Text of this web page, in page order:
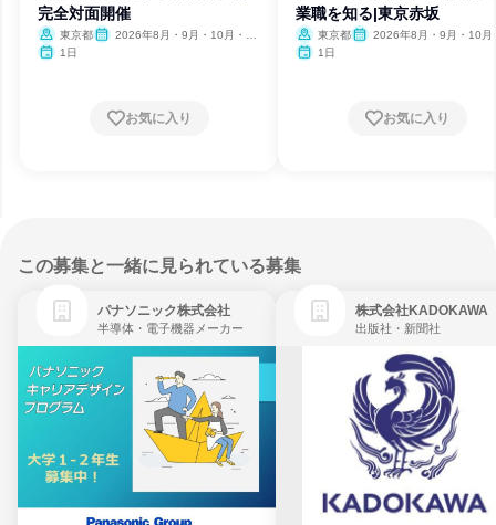
完全対面開催
東京都
2026年8月・9月・10月・11
1日
お気に入り
業職を知る|東京赤坂
東京都
2026年8月・9月・10月
1日
お気に入り
この募集と一緒に見られている募集
パナソニック株式会社
半導体・電子機器メーカー
株式会社KADOKAWA
出版社・新聞社